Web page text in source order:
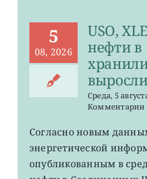
5
08, 2026
USO,
нефти в
Среда, 5
Комментарии
Согласно новым
энергетической
опубликованным в